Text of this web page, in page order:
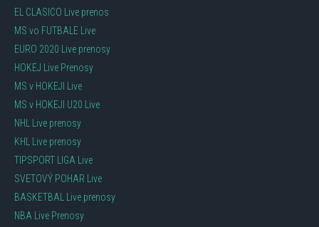
EL CLASICO Live prenos
MS vo FUTBALE Live
EURO 2020 Live prenosy
HOKEJ Live Prenosy
MS v HOKEJI Live
MS v HOKEJI U20 Live
NHL Live prenosy
KHL Live prenosy
TIPSPORT LIGA Live
SVETOVÝ POHAR Live
BASKETBAL Live prenosy
NBA Live Prenosy